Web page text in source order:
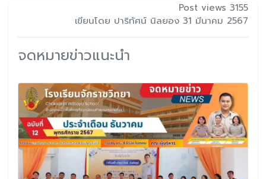
Post views 3155
เขียนโดย ปาริทัศน์ นิลยอง 31 มีนาคม 2567
จดหมายข่าวแนะนำ